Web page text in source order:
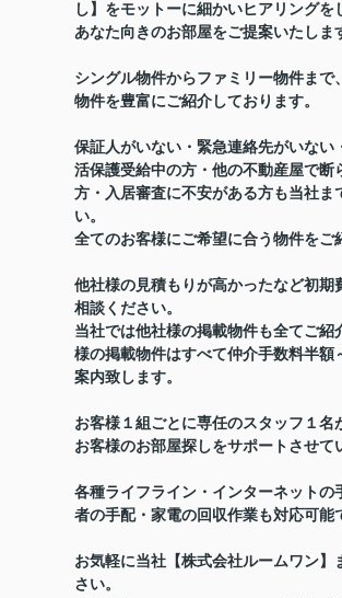
し】をモットーに細かいヒアリングを
あなた向きのお部屋をご提案いたしま
シングル物件からファミリー物件まで
物件を豊富にご紹介しております。
保証人がいない・緊急連絡先がいない
活保護受給中の方・他の不動産屋で断
方・入居審査に不安がある方も当社ま
い。
全てのお客様にご希望に合う物件をご
他社様の見積もりが高かったなど初期
相談ください。
当社では他社様の掲載物件も全てご紹
様の掲載物件はすべて仲介手数料半額
案内致します。
お客様１組ごとに専任のスタッフ１名
お客様のお部屋探しをサポートさせて
各種ライフライン・インターネットの
者の手配・家電の回収作業も対応可能
お気軽に当社【株式会社ルームワン】
さい。